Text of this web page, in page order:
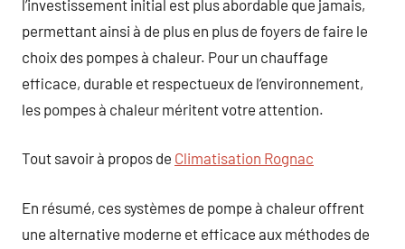
l’investissement initial est plus abordable que jamais,
permettant ainsi à de plus en plus de foyers de faire le
choix des pompes à chaleur. Pour un chauffage
efficace, durable et respectueux de l’environnement,
les pompes à chaleur méritent votre attention.
Tout savoir à propos de Climatisation Rognac
En résumé, ces systèmes de pompe à chaleur offrent
une alternative moderne et efficace aux méthodes de